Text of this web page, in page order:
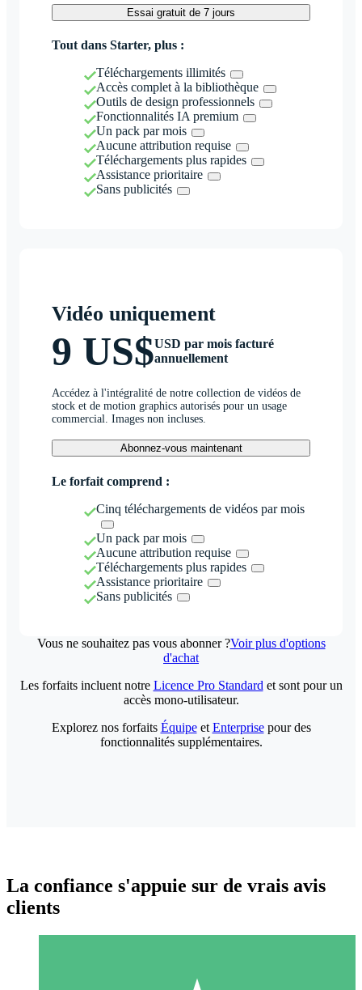
Essai gratuit de 7 jours
Tout dans Starter, plus :
Téléchargements illimités
Accès complet à la bibliothèque
Outils de design professionnels
Fonctionnalités IA premium
Un pack par mois
Aucune attribution requise
Téléchargements plus rapides
Assistance prioritaire
Sans publicités
Vidéo uniquement
9 US$USD par mois facturé
annuellement
Accédez à l'intégralité de notre collection de vidéos de
stock et de motion graphics autorisés pour un usage
commercial. Images non incluses.
Abonnez-vous maintenant
Le forfait comprend :
Cinq téléchargements de vidéos par mois
Un pack par mois
Aucune attribution requise
Téléchargements plus rapides
Assistance prioritaire
Sans publicités
Vous ne souhaitez pas vous abonner ?Voir plus d'options
d'achat
Les forfaits incluent notre Licence Pro Standard et sont pour un
accès mono-utilisateur.
Explorez nos forfaits Équipeet Enterprisepour des
fonctionnalités supplémentaires.
La confiance s'appuie sur de vrais avis
clients